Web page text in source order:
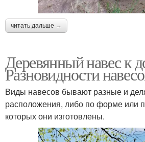
читать дальше →
Деревянный навес к
Разновидности
Виды навесов бывают разные и
расположения, либо по форме или
которых они изготовлены.